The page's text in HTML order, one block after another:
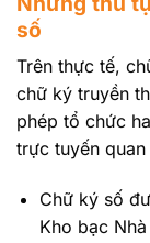
số
Trên thực tế,
chữ ký truyền
phép tổ chức
trực tuyến
Chữ ký số
Kho bạc